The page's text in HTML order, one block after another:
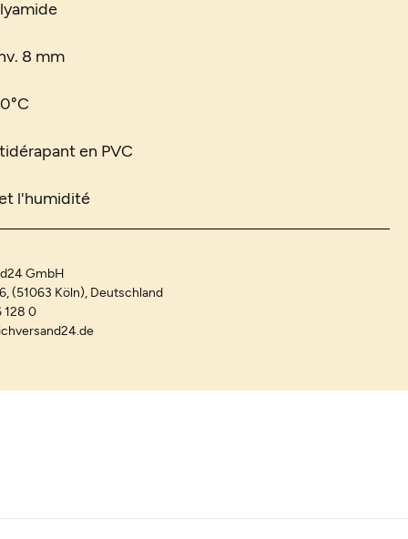
8 mm
en PVC
l'humidité
GmbH
(51063 Köln), Deutschland
128 0